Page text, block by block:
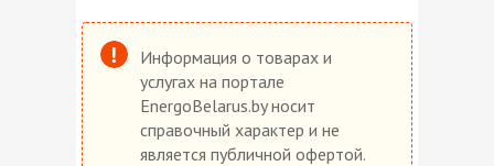
Информация о товарах и
услугах на портале
EnergoBelarus.by носит
справочный характер и не
является публичной офертой.